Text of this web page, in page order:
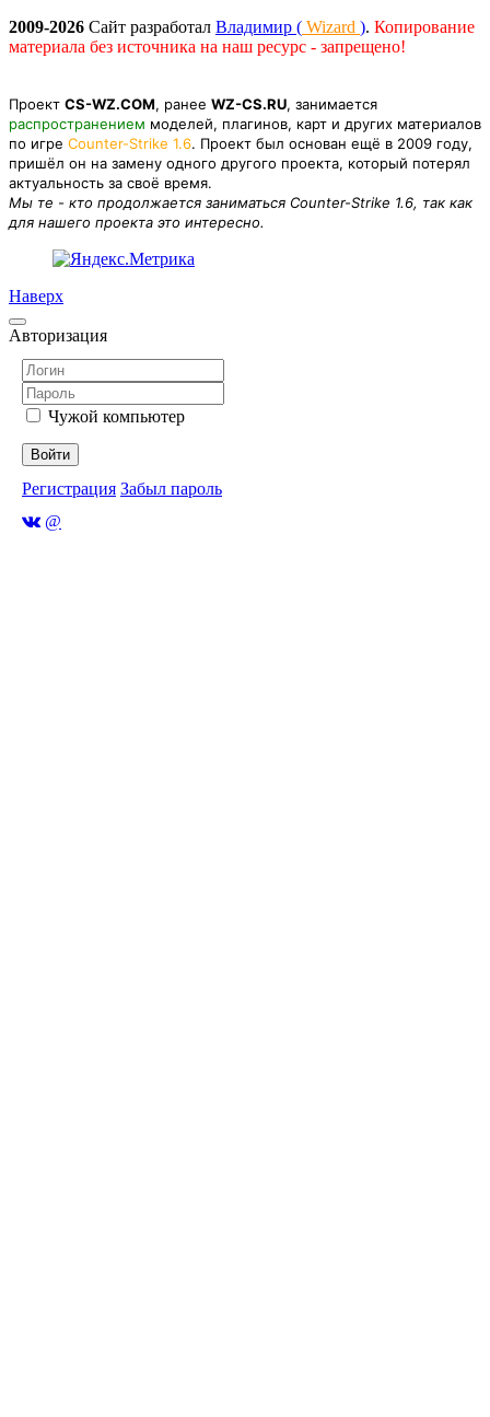
2009-2026 Сайт разработал Владимир ( Wizard ). Копирование
материала без источника на наш ресурс - запрещено!
Проект CS-WZ.COM, ранее WZ-CS.RU, занимается
распространением моделей, плагинов, карт и других материалов
по игре Counter-Strike 1.6. Проект был основан ещё в 2009 году,
пришёл он на замену одного другого проекта, который потерял
актуальность за своё время.
Мы те - кто продолжается заниматься Counter-Strike 1.6, так как
для нашего проекта это интересно.
Наверх
Авторизация
Чужой компьютер
Войти
Регистрация Забыл пароль
@